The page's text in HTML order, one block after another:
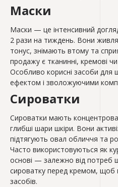
Маски
Маски — це інтенсивний
2 рази на тиждень. Вони
тонус, знімають втому та
продажу є тканинні, кремові
Особливо корисні засоби для
ефектом і зволожуючими
Сироватки
Сироватки мають
глибші шари шкіри. Вони
підтягують овал обличчя та
Часто використовуються як
основі — залежно від потреб
сироватку перед кремом, щоб
засобів.